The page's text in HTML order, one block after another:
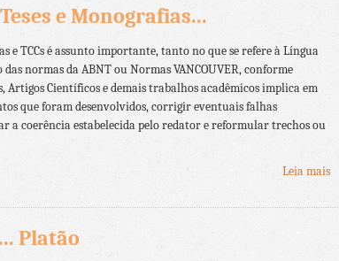
e Monografias...
TCCs é assunto importante, tanto no que se refere à Língua
normas da ABNT ou Normas VANCOUVER, conforme
Artigos Científicos e demais trabalhos acadêmicos implica em
que foram desenvolvidos, corrigir eventuais falhas
a coerência estabelecida pelo redator e reformular trechos ou
Leia mais
Platão